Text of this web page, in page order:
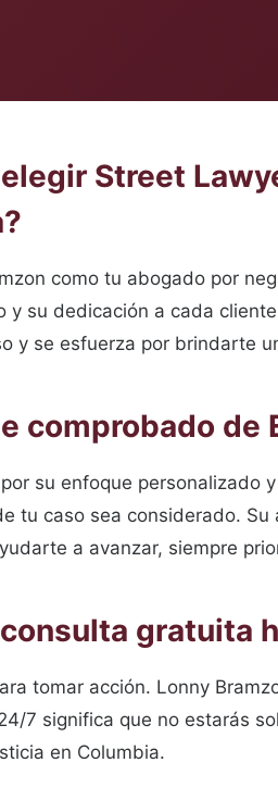
Street
como tu abogado por
y su dedicación a cada
y se esfuerza por brindarte
comprobado de
su enfoque personalizado
tu caso sea considerado.
a avanzar, siempre
gratuita
tomar acción. Lonny
7 significa que no estarás
en Columbia.